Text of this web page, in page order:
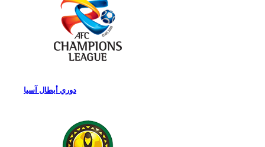
دوري أبطال آسيا